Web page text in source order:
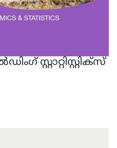
സ്റ്റാറ്റിസ്റ്റിക്സ്